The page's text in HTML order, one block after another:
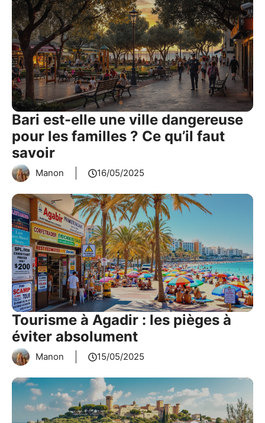
Bari est-elle une ville dangereuse
pour les familles ? Ce qu’il faut
savoir
Manon 16/05/2025
Tourisme à Agadir : les pièges à
éviter absolument
Manon 15/05/2025